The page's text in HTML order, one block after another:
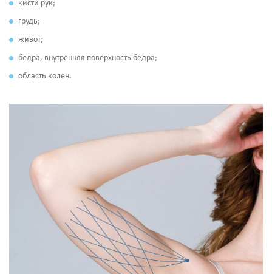
кисти рук;
грудь;
живот;
бедра, внутренняя поверхность бедра;
область колен.